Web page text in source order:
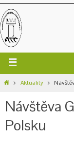
Aktuality
Návštěva
Polsku